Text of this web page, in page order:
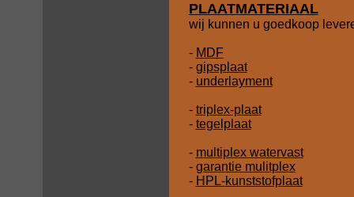
PLAATMATERIAAL
wij kunnen u goedkoop
- MDF
- gipsplaat
- underlayment
- triplex-plaat
- tegelplaat
- multiplex watervast
- garantie mulitplex
- HPL-kunststofplaat